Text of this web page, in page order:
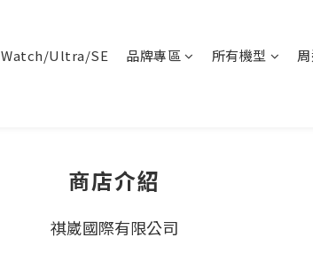
Watch/Ultra/SE 品牌專區 所有機型
商店介紹
祺崴國際有限公司